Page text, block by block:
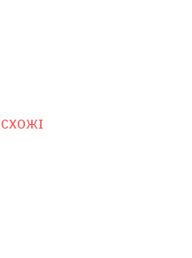
СХОЖІ